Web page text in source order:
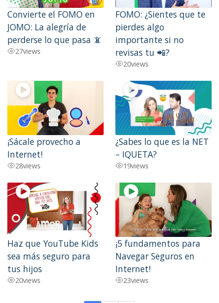
Convierte el FOMO en
JOMO: La alegría de
perderse lo que pasa 📵
27views
FOMO: ¿Sientes que te
pierdes algo
importante si no
revisas tu 📲?
20views
¡Sácale provecho a
Internet!
28views
¿Sabes lo que es la NET
– IQUETA?
19views
Haz que YouTube Kids
sea más seguro para
tus hijos
20views
¡5 fundamentos para
Navegar Seguros en
Internet!
23views